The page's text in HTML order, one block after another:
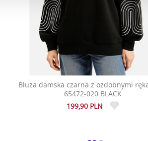
Bluza damska czarna z ozdobnymi
65472-020 BLACK
199,90 PLN